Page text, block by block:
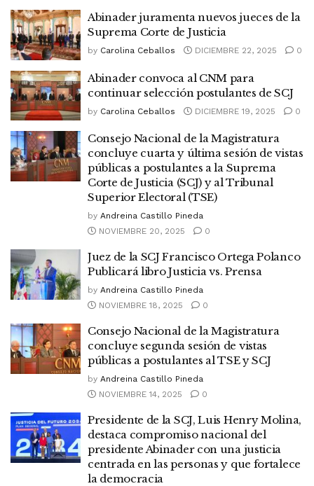
Abinader juramenta nuevos jueces de la
Suprema Corte de Justicia
by Carolina Ceballos DICIEMBRE 22, 2025 0
Abinader convoca al CNM para
continuar selección postulantes de SCJ
by Carolina Ceballos DICIEMBRE 19, 2025 0
Consejo Nacional de la Magistratura
concluye cuarta y última sesión de vistas
públicas a postulantes a la Suprema
Corte de Justicia (SCJ) y al Tribunal
Superior Electoral (TSE)
by Andreina Castillo Pineda
NOVIEMBRE 20, 2025
0
Juez de la SCJ Francisco Ortega Polanco
Publicará libro Justicia vs. Prensa
by Andreina Castillo Pineda
NOVIEMBRE 18, 2025
0
Consejo Nacional de la Magistratura
concluye segunda sesión de vistas
públicas a postulantes al TSE y SCJ
by Andreina Castillo Pineda
NOVIEMBRE 14, 2025
0
Presidente de la SCJ, Luis Henry Molina,
destaca compromiso nacional del
presidente Abinader con una justicia
centrada en las personas y que fortalece
la democracia